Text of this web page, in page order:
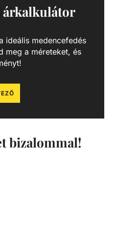
bizalommal!
árkalkulátor
ideális medencefedés
meg a méreteket, és